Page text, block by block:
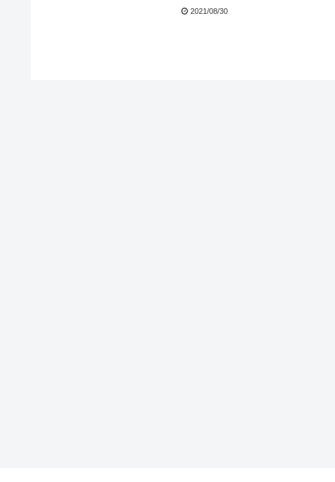
し進めた・・・というか同じところにとど
2021/08/30